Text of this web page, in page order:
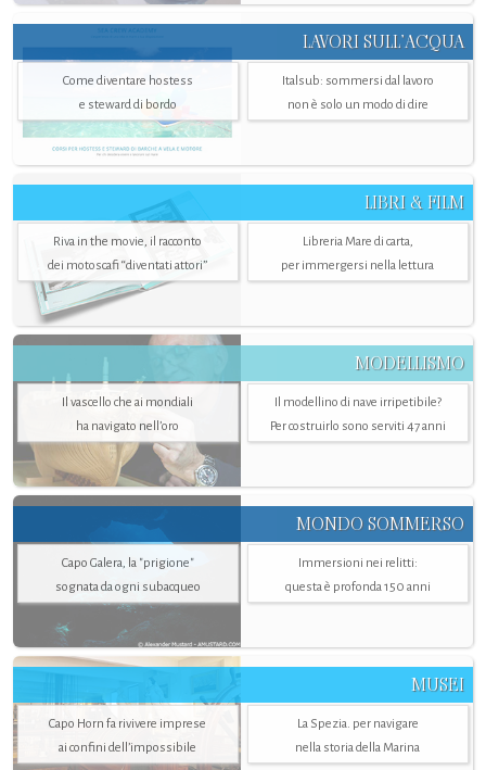
LAVORI SULL’ACQUA
Come diventare hostess
e steward di bordo
Italsub: sommersi dal lavoro
non è solo un modo di dire
LIBRI & FILM
Riva in the movie, il racconto
dei motoscafi “diventati attori”
Libreria Mare di carta,
per immergersi nella lettura
MODELLISMO
Il vascello che ai mondiali
ha navigato nell’oro
Il modellino di nave irripetibile?
Per costruirlo sono serviti 47 anni
MONDO SOMMERSO
Capo Galera, la "prigione"
sognata da ogni subacqueo
Immersioni nei relitti:
questa è profonda 150 anni
MUSEI
Capo Horn fa rivivere imprese
ai confini dell’impossibile
La Spezia. per navigare
nella storia della Marina